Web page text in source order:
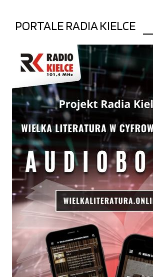
PORTALE RADIA KIELCE